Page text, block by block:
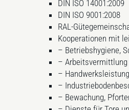
DIN ISO 14001:2009
DIN ISO 9001:2008
RAL-
Kooperationen mit
– Betriebshygiene,
– Arbeitsvermittlung
–
–
– Bewachung,